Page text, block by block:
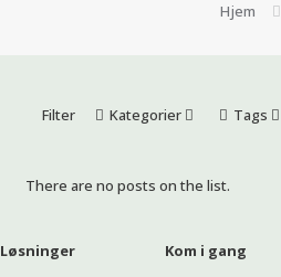
Hjem
Filter Kategorier Tags
There are no posts on the list.
Løsninger Kom i gang